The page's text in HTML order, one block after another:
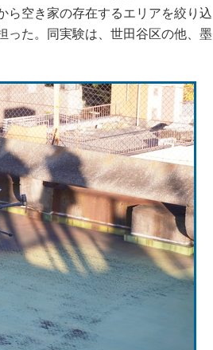
ら空き家の存在するエリアを絞り込
った。同実験は、世田谷区の他、墨